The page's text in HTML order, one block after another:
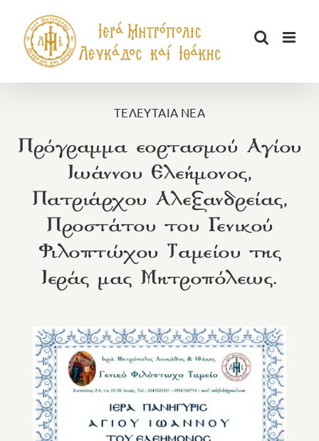
περιεχόμενο
ΤΕΛΕΥΤΑΙΑ ΝΕΑ
Πρόγραμμα εορτασμού Αγίου
Ιωάννου Ελεήμονος,
Πατριάρχου Αλεξανδρείας,
Προστάτου του Γενικού
Φιλοπτώχου Ταμείου της
Ιεράς μας Μητροπόλεως.